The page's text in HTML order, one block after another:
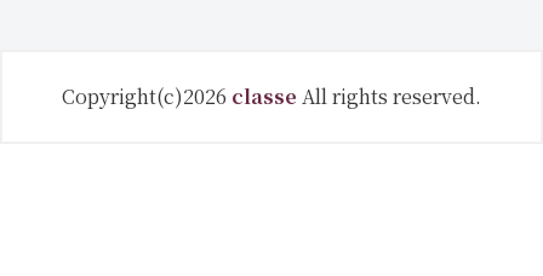
Copyright(c)2026 classe All rights reserved.